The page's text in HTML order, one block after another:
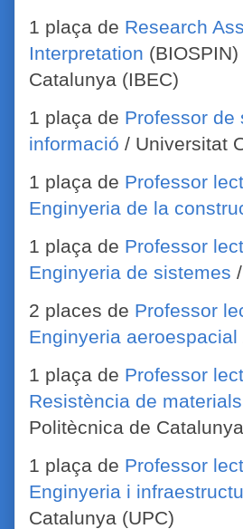
1 plaça de Research
Interpretation
Catalunya (IBEC)
1 plaça de Professor de
informació / Universitat
1 plaça de Professor
Enginyeria de la
1 plaça de Professor
Enginyeria de sistemes
2 places de Professor
Enginyeria aeroespacial
1 plaça de Professor
Resistència de
Politècnica de
1 plaça de Professor
Enginyeria i
Catalunya (UPC)